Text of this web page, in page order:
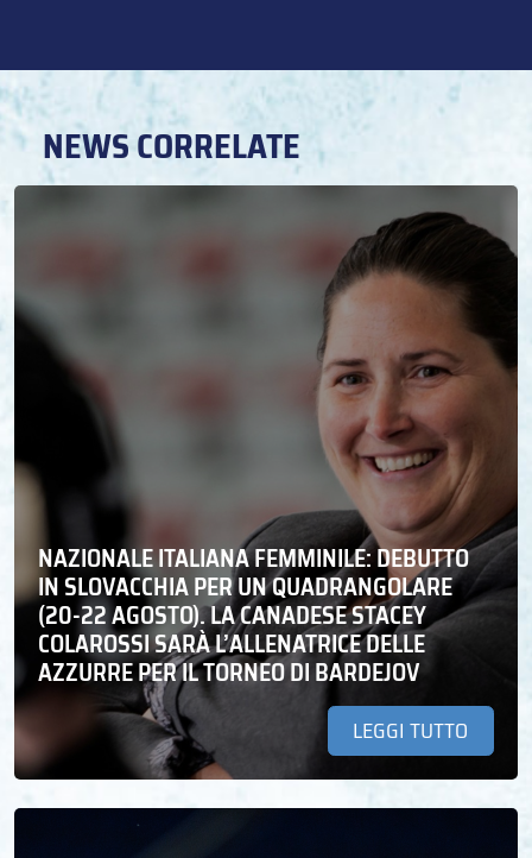
NEWS CORRELATE
NAZIONALE ITALIANA FEMMINILE: DEBUTTO
IN SLOVACCHIA PER UN QUADRANGOLARE
(20-22 AGOSTO). LA CANADESE STACEY
COLAROSSI SARÀ L’ALLENATRICE DELLE
AZZURRE PER IL TORNEO DI BARDEJOV
LEGGI TUTTO